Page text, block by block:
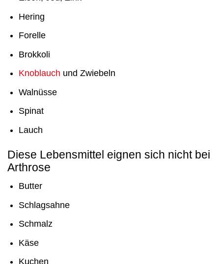
Hering
Forelle
Brokkoli
Knoblauch und Zwiebeln
Walnüsse
Spinat
Lauch
Diese Lebensmittel eignen sich nicht bei
Arthrose
Butter
Schlagsahne
Schmalz
Käse
Kuchen